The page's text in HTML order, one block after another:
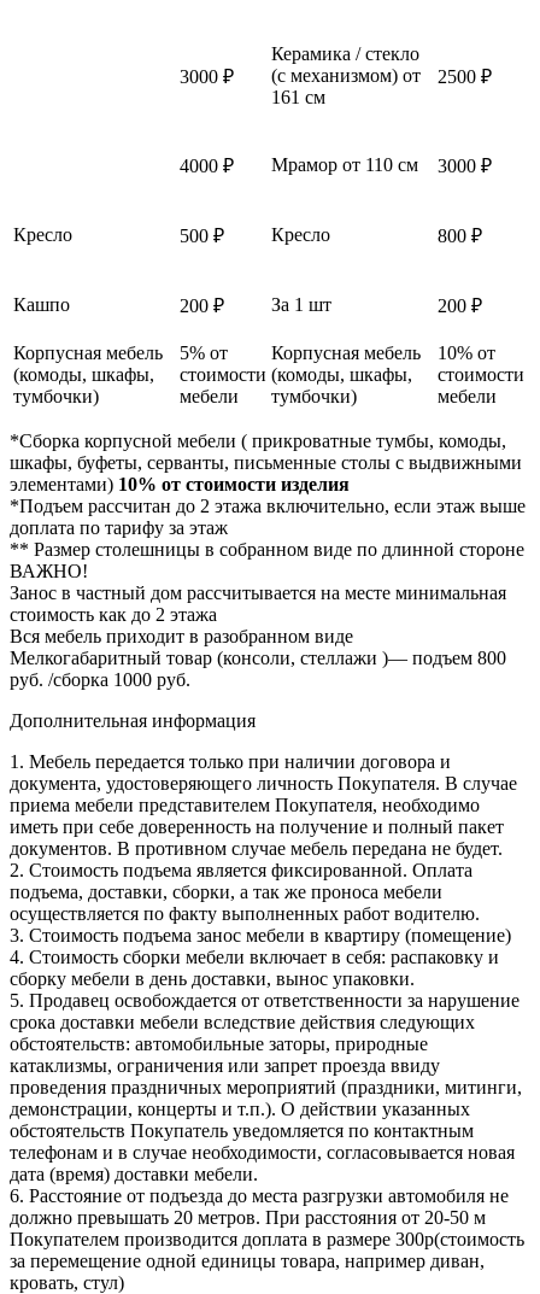
3000 ₽
Керамика / стекло
(с механизмом) от
161 см
2500 ₽
4000 ₽ Мрамор от 110 см 3000 ₽
Кресло 500 ₽ Кресло 800 ₽
Кашпо 200 ₽ За 1 шт 200 ₽
Корпусная мебель
(комоды, шкафы,
тумбочки)
5% от
стоимости
мебели
Корпусная мебель
(комоды, шкафы,
тумбочки)
10% от
стоимости
мебели
*Сборка корпусной мебели ( прикроватные тумбы, комоды,
шкафы, буфеты, серванты, письменные столы с выдвижными
элементами) 10% от стоимости изделия
*Подъем рассчитан до 2 этажа включительно, если этаж выше
доплата по тарифу за этаж
** Размер столешницы в собранном виде по длинной стороне
ВАЖНО!
Занос в частный дом рассчитывается на месте минимальная
стоимость как до 2 этажа
Вся мебель приходит в разобранном виде
Мелкогабаритный товар (консоли, стеллажи )— подъем 800
руб. /сборка 1000 руб.
Дополнительная информация
1. Мебель передается только при наличии договора и
документа, удостоверяющего личность Покупателя. В случае
приема мебели представителем Покупателя, необходимо
иметь при себе доверенность на получение и полный пакет
документов. В противном случае мебель передана не будет.
2. Стоимость подъема является фиксированной. Оплата
подъема, доставки, сборки, а так же проноса мебели
осуществляется по факту выполненных работ водителю.
3. Стоимость подъема занос мебели в квартиру (помещение)
4. Стоимость сборки мебели включает в себя: распаковку и
сборку мебели в день доставки, вынос упаковки.
5. Продавец освобождается от ответственности за нарушение
срока доставки мебели вследствие действия следующих
обстоятельств: автомобильные заторы, природные
катаклизмы, ограничения или запрет проезда ввиду
проведения праздничных мероприятий (праздники, митинги,
демонстрации, концерты и т.п.). О действии указанных
обстоятельств Покупатель уведомляется по контактным
телефонам и в случае необходимости, согласовывается новая
дата (время) доставки мебели.
6. Расстояние от подъезда до места разгрузки автомобиля не
должно превышать 20 метров. При расстояния от 20-50 м
Покупателем производится доплата в размере 300р(стоимость
за перемещение одной единицы товара, например диван,
кровать, стул)